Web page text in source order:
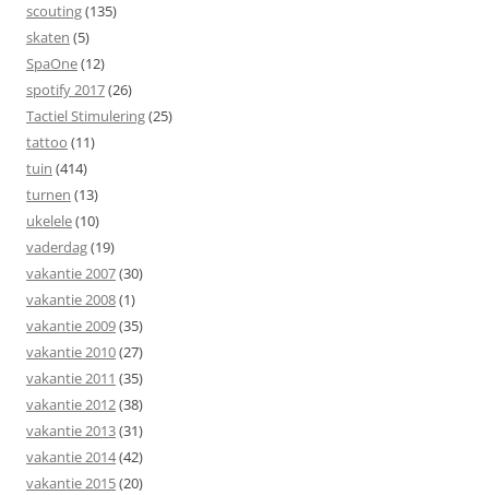
scouting(135)
skaten (5)
SpaOne(12)
spotify 2017(26)
Tactiel Stimulering(25)
tattoo (11)
tuin (414)
turnen (13)
ukelele(10)
vaderdag(19)
vakantie 2007(30)
vakantie 2008(1)
vakantie 2009(35)
vakantie 2010(27)
vakantie 2011 (35)
vakantie 2012(38)
vakantie 2013(31)
vakantie 2014(42)
vakantie 2015(20)